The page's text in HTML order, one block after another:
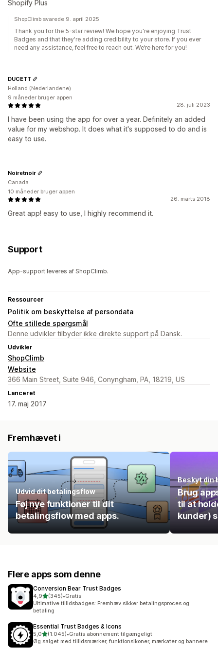
Shopify Plus
ShopClimb svarede 9. april 2025
Thank you for the 5-star review! We hope you're enjoying Trust
Badges and that they're adding credibility to your store. If you ever
need any assistance, feel free to reach out. We’re here for you!
28. juli 2023
I have been using the app for over a year. Definitely an added
value for my webshop. It does what it's supposed to do and is
easy to use.
DUCETT
Holland (Nederlandene)
9 måneder bruger appen
26. marts 2018
Great app! easy to use, I highly recommend it.
Noiretnoir
Canada
10 måneder bruger appen
Support
App-support leveres af ShopClimb.
Ressourcer
Politik om beskyttelse af persondata
Ofte stillede spørgsmål
Denne udvikler tilbyder ikke direkte support på Dansk.
Udvikler
ShopClimb
Website
366 Main Street, Suite 946, Conyngham, PA, 18219, US
Lanceret
17. maj 2017
Fremhævet i
Udvid dit betalingsflow
Føj nye funktioner til dit
betalingsflow med apps.
Beskyt din
Brug
til at
kunder)
Flere apps som denne
Conversion Bear Trust Badges
4,9ud af 5 stjerner
(345)
345 anmeldelser i alt
•Gratis
Ultimative tillidsbadges: Fremhæv sikker betalingsproces og
betaling
Essential Trust Badges & Icons
5,0ud af 5 stjerner
(1.045)
1045 anmeldelser i alt
•Gratis abonnement tilgængeligt
Øg salget med tillidsmærker, funktionsikoner, mærkater og bannere